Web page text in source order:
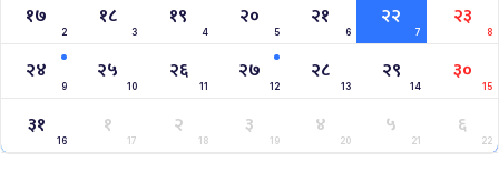
१७
2
१८
3
१९
4
२०
5
२१
6
२२
7
२३
8
२४
9
२५
10
२६
11
२७
12
२८
13
२९
14
३०
15
३१
16
१
17
२
18
३
19
४
20
५
21
६
22